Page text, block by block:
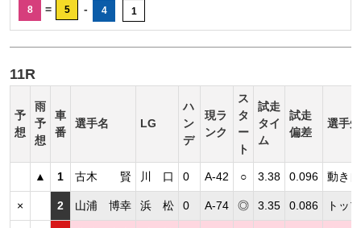
8 = 5 - 4 1
11R
予
想
雨
予
想
車
番
選手名 LG
ハ
ン
デ
現ラ
ンク
ス
タ
ー
ト
試走
タイ
ム
試走
偏差
選手
▲ 1 古木 賢 川 口 0 A-42 ○ 3.38 0.096 動き
× 2 山浦 博幸 浜 松 0 A-74 ◎ 3.35 0.086 トッ